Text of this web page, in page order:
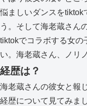
悩ましいダンスをtiktok
う。そして海老蔵さん
tiktokでコラボする女の
い。海老蔵さん、ノリ
経歴は？
海老蔵さんの彼女と報
経歴について見てみま